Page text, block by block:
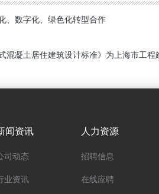
、数字化、绿色化转型合作
混凝土居住建筑设计标准》为上海市工程
闻资讯
司动态
业资讯
人力资源
招聘信息
在线应聘